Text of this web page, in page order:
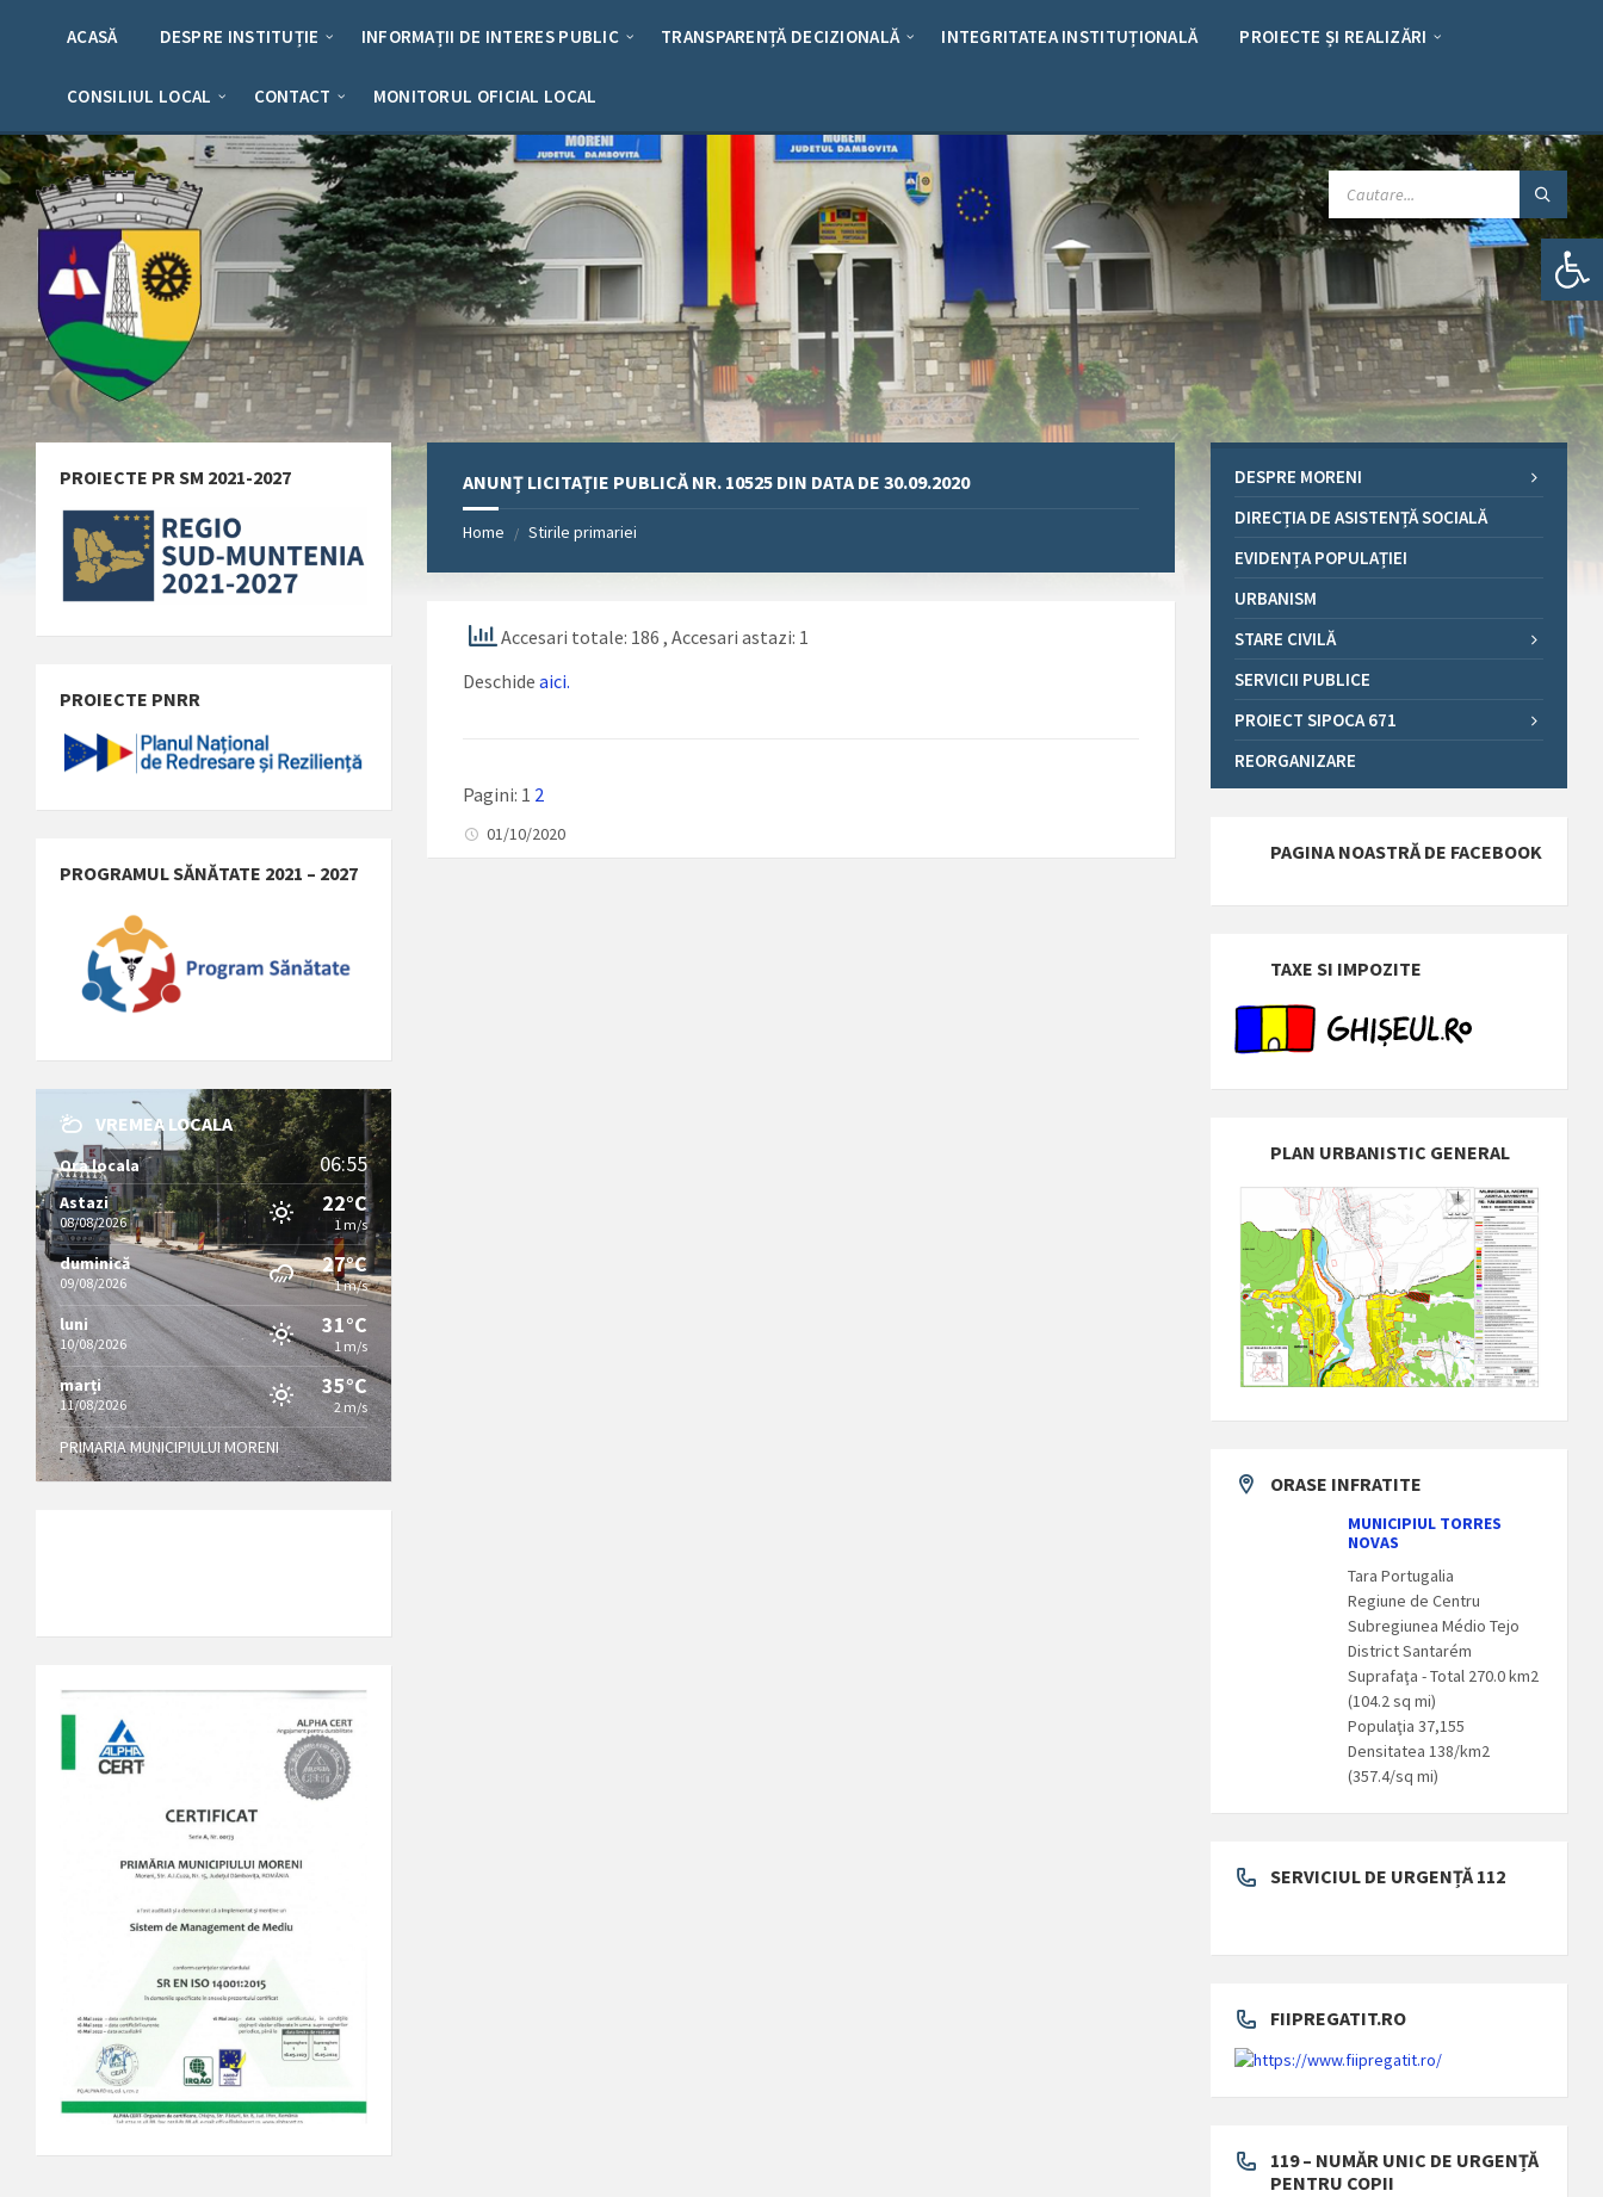
Deschide bara de unelte
ACASĂ DESPRE INSTITUȚIE INFORMAȚII DE INTERES PUBLIC TRANSPARENȚĂ DECIZIONALĂ INTEGRITATEA INSTITUȚIONALĂ PROIECTE ȘI REALIZĂRI
CONSILIUL LOCAL CONTACT MONITORUL OFICIAL LOCAL
CAUTARE:
ANUNȚ LICITAȚIE PUBLICĂ NR. 10525 DIN DATA DE 30.09.2020
Home / Stirile primariei
Accesari totale: 186, Accesari astazi: 1
Deschide aici.
Pagini: 1 2
01/10/2020
PROIECTE PR SM 2021-2027
PROIECTE PNRR
PROGRAMUL SĂNĂTATE 2021 – 2027
VREMEA LOCALA
Ora locala 06:55
Astazi
08/08/2026
22°C
1 m/s
duminică
09/08/2026
27°C
1 m/s
luni
10/08/2026
31°C
1 m/s
marți
11/08/2026
35°C
2 m/s
PRIMARIA MUNICIPIULUI MORENI
DESPRE MORENI
DIRECȚIA DE ASISTENȚĂ SOCIALĂ
EVIDENȚA POPULAȚIEI
URBANISM
STARE CIVILĂ
SERVICII PUBLICE
PROIECT SIPOCA 671
REORGANIZARE
PAGINA NOASTRĂ DE FACEBOOK
TAXE SI IMPOZITE
PLAN URBANISTIC GENERAL
ORASE INFRATITE
MUNICIPIUL TORRES
NOVAS
Tara Portugalia
Regiune de Centru
Subregiunea Médio Tejo
District Santarém
Suprafaţa - Total 270.0 km2
(104.2 sq mi)
Populaţia 37,155
Densitatea 138/km2
(357.4/sq mi)
SERVICIUL DE URGENȚĂ 112
FIIPREGATIT.RO
119 – NUMĂR UNIC DE URGENȚĂ
PENTRU COPII